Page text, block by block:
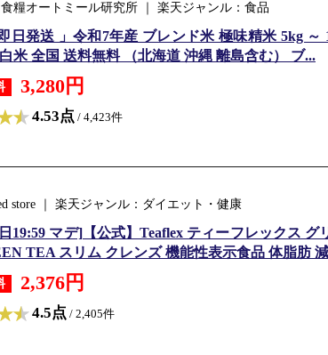
糧オートミール研究所 ｜ 楽天ジャンル：食品
日発送 」令和7年産 ブレンド米 極味精米 5kg
米 全国 送料無料 （北海道 沖縄 離島含む） ブ...
3,280円
4.53点 / 4,423件
store ｜ 楽天ジャンル：ダイエット・健康
19:59 マデ]【公式】Teaflex ティーフレックス
TEA スリム クレンズ 機能性表示食品 体脂肪
2,376円
4.5点 / 2,405件